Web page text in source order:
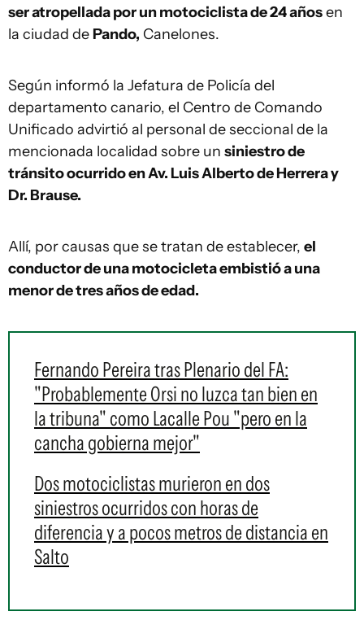
ser atropellada por un motociclista de 24 añosen
la ciudad de Pando, Canelones.
Según informó la Jefatura de Policía del
departamento canario, el Centro de Comando
Unificado advirtió al personal de seccional de la
mencionada localidad sobre un siniestro de
tránsito ocurrido en Av. Luis Alberto de Herrera y
Dr. Brause.
Allí, por causas que se tratan de establecer, el
conductor de una motocicleta embistió a una
menor de tres años de edad.
Fernando Pereira tras Plenario del FA:
"Probablemente Orsi no luzca tan bien en
la tribuna" como Lacalle Pou "pero en la
cancha gobierna mejor"
Dos motociclistas murieron en dos
siniestros ocurridos con horas de
diferencia y a pocos metros de distancia en
Salto